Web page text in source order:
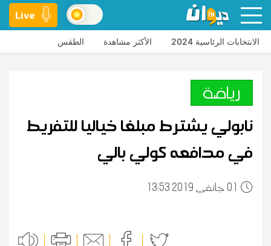
Live
الانتخابات الرئاسية 2024 الأكثر مشاهدة الطقس
رياضة
نابولي يشترط مبلغا خياليا للتفريط
في مدافعه كولي بالي
0113:53 2019 جانفي